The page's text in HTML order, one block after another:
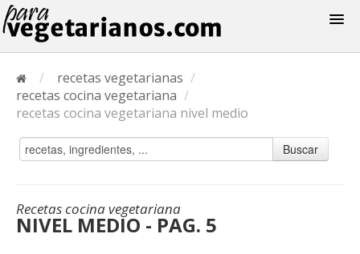
/ recetas vegetarianas /
recetas cocina vegetariana /
recetas cocina vegetariana nivel medio
Buscar
Recetas cocina vegetariana
NIVEL MEDIO - PAG. 5